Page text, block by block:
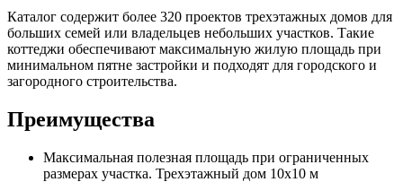
Каталог содержит более 320 проектов трехэтажных домов для
больших семей или владельцев небольших участков. Такие
коттеджи обеспечивают максимальную жилую площадь при
минимальном пятне застройки и подходят для городского и
загородного строительства.
Преимущества
Максимальная полезная площадь при ограниченных
размерах участка. Трехэтажный дом 10х10 м